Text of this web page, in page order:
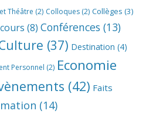
Théâtre (2) Colloques (2) Collèges (3)
(8) Conférences (13)
(37) Destination (4)
Personnel (2) Economie
(42) Faits
(14)